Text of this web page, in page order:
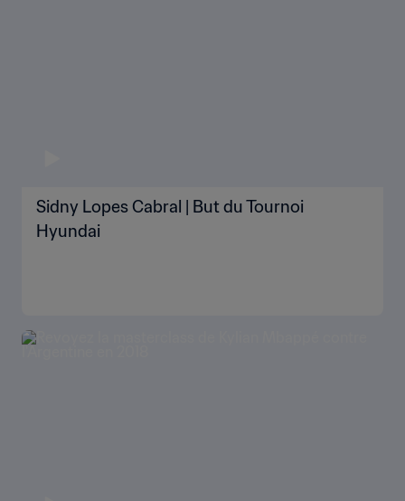
Sidny Lopes Cabral | But du Tournoi
Hyundai